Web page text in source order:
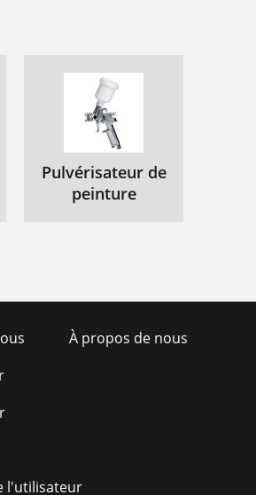
Pulvérisateur de
peinture
À propos de nous
l'utilisateur